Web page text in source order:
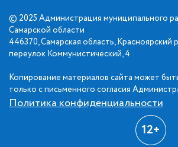
© 2025 Администрация муниципального
Самарской области
446370, Самарская область, Красноярский
переулок Коммунистический, 4
Копирование материалов сайта может
только с письменного согласия
Политика конфиденциальности
12+